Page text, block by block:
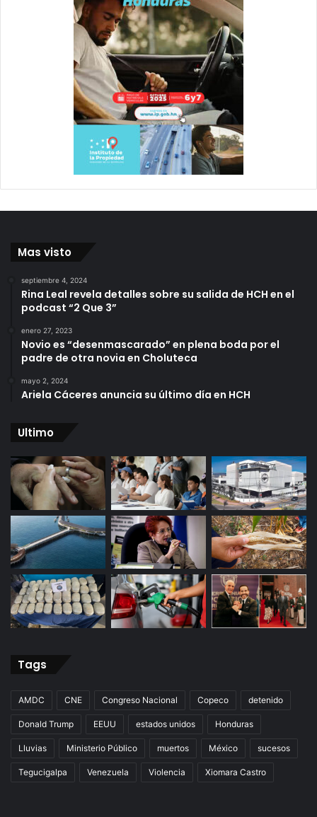
Mas visto
septiembre 4, 2024
Rina Leal revela detalles sobre su salida de HCH en el
podcast “2 Que 3”
enero 27, 2023
Novio es “desenmascarado” en plena boda por el
padre de otra novia en Choluteca
mayo 2, 2024
Ariela Cáceres anuncia su último día en HCH
Ultimo
Tags
AMDC CNE Congreso Nacional Copeco detenido
Donald Trump EEUU estados unidos Honduras
Lluvias Ministerio Público muertos México sucesos
Tegucigalpa Venezuela Violencia Xiomara Castro